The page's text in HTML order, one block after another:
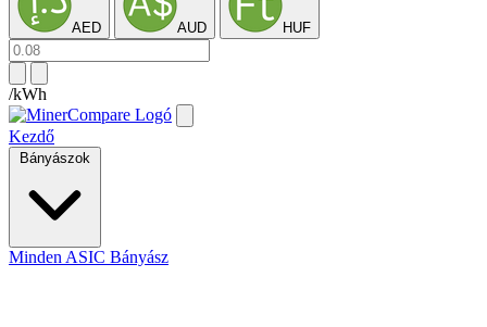
AED AUD HUF
/kWh
Kezdő
Bányászok
Minden ASIC Bányász